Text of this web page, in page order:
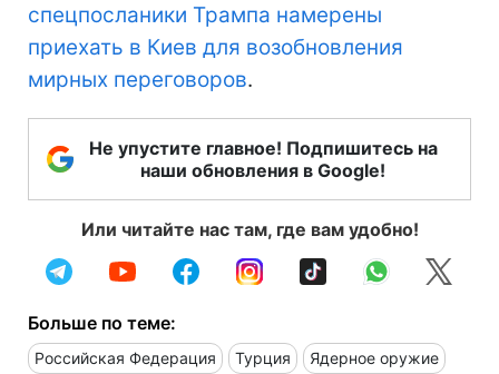
спецпосланики Трампа намерены
приехать в Киев для возобновления
мирных переговоров.
Не упустите главное! Подпишитесь на
наши обновления в Google!
Или читайте нас там, где вам удобно!
Больше по теме:
Российская Федерация Турция Ядерное оружие